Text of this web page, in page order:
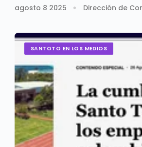
agosto 8 2025 Dirección de
SANTOTO EN LOS MEDIOS